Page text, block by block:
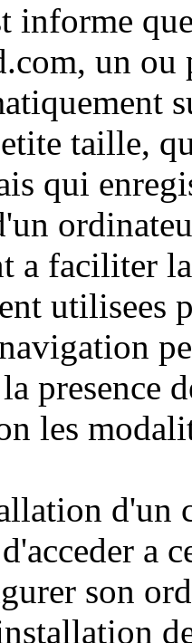
informe
un ou
taille,
qui
a faciliter
utilisees
presence
les
d'un
a
son